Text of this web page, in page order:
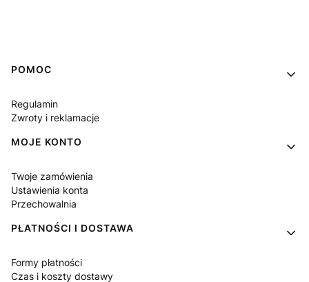
Linki w stopce
POMOC
Regulamin
Zwroty i reklamacje
MOJE KONTO
Twoje zamówienia
Ustawienia konta
Przechowalnia
PŁATNOŚCI I DOSTAWA
Formy płatności
Czas i koszty dostawy